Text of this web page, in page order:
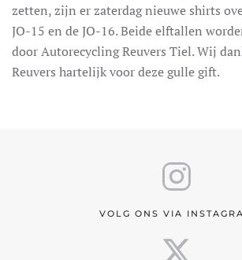
zetten, zijn er zaterdag nieuwe shirts
JO-15 en de JO-16. Beide elftallen
door Autorecycling Reuvers Tiel. Wij
Reuvers hartelijk voor deze gulle gift.
VOLG ONS VIA